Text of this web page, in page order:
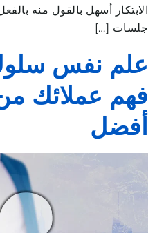
الابتكار أسهل بالقول منه
جلسات […]
علم نفس
فهم عملائك
أفضل